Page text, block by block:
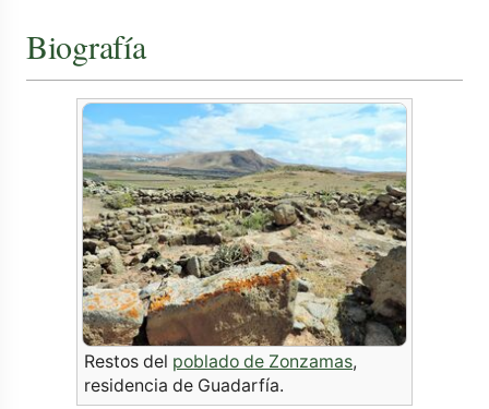
Biografía
Restos del poblado de Zonzamas,
residencia de Guadarfía.